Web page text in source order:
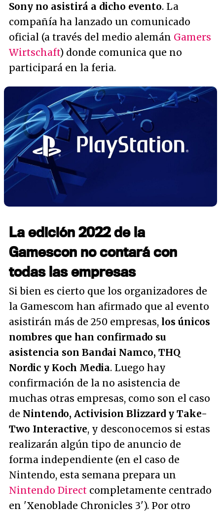
Sony no asistirá a dicho evento. La
compañía ha lanzado un comunicado
oficial (a través del medio alemán Gamers
Wirtschaft) donde comunica que no
participará en la feria.
La edición 2022 de la
Gamescon no contará con
todas las empresas
Si bien es cierto que los organizadores de
la Gamescom han afirmado que al evento
asistirán más de 250 empresas, los únicos
nombres que han confirmado su
asistencia son Bandai Namco, THQ
Nordic y Koch Media. Luego hay
confirmación de la no asistencia de
muchas otras empresas, como son el caso
de Nintendo, Activision Blizzard y Take-
Two Interactive, y desconocemos si estas
realizarán algún tipo de anuncio de
forma independiente (en el caso de
Nintendo, esta semana prepara un
Nintendo Direct completamente centrado
en 'Xenoblade Chronicles 3'). Por otro